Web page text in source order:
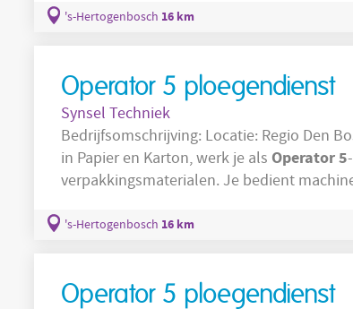
ploegensysteemzorg je ervoor dat de
's-Hertogenbosch 16 km
Operator 5 ploegendienst
Synsel Techniek
Bedrijfsomschrijving: Locatie: Regio Den Bosch. Bij dit bedrijf in Den Bosch, gespecialiseerd
in Papier en Karton, werk je als Operator5-
verpakkingsmaterialen. Je bedient machines die papier en karton verwerken tot
ploegensysteemzorg je ervoor dat de
's-Hertogenbosch 16 km
Operator 5 ploegendienst